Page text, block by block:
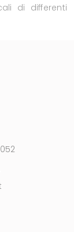
di differenti